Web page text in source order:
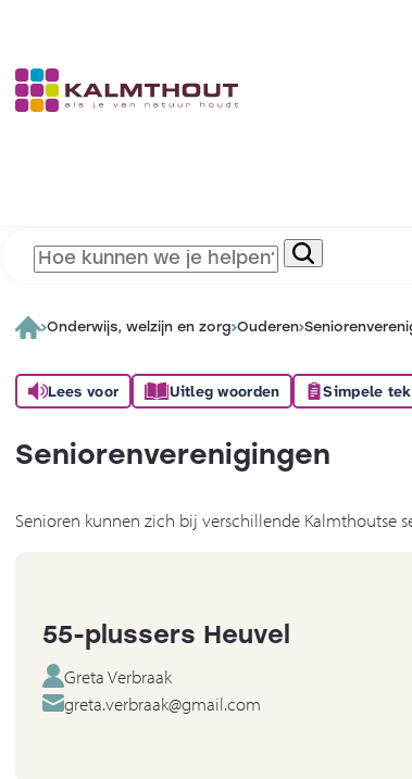
Onderwijs, welzijn en zorg Ouderen
Lees voor Uitleg woorden Simpele
Seniorenverenigingen
Senioren kunnen zich bij verschillende Kalmthoutse
55-plussers Heuvel
Greta Verbraak
greta.verbraak@gmail.com